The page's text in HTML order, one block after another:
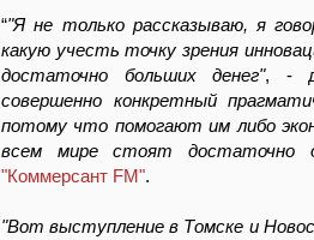
“"Я не только рассказываю, я
какую учесть точку зрения
достаточно больших денег", -
совершенно конкретный
потому что помогают им либо
всем мире стоят достаточно
"Коммерсант FM".
"Вот выступление в Томске и